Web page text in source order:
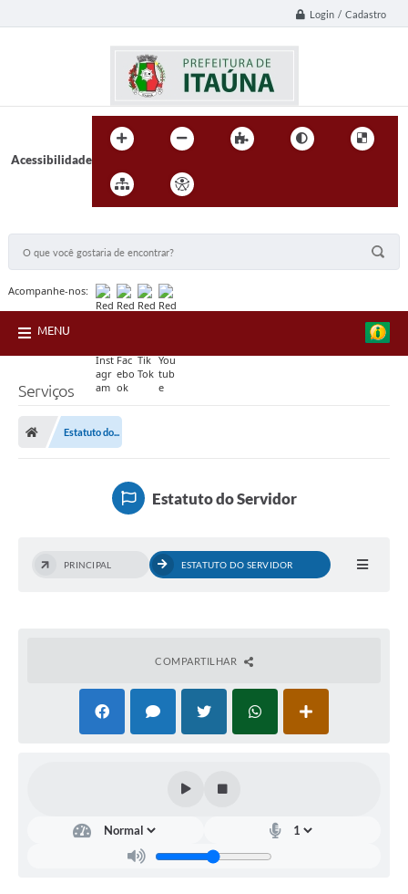
Login / Cadastro
Acessibilidade
Acompanhe-nos:
MENU
Serviços
Estatuto do...
Estatuto do Servidor
PRINCIPAL ESTATUTO DO SERVIDOR
COMPARTILHAR